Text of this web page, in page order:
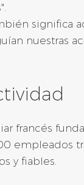
significa
nuestras
francés
empleados
y fiables.